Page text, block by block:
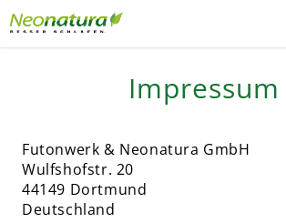
Impressum
Futonwerk & Neonatura GmbH
Wulfshofstr. 20
44149 Dortmund
Deutschland